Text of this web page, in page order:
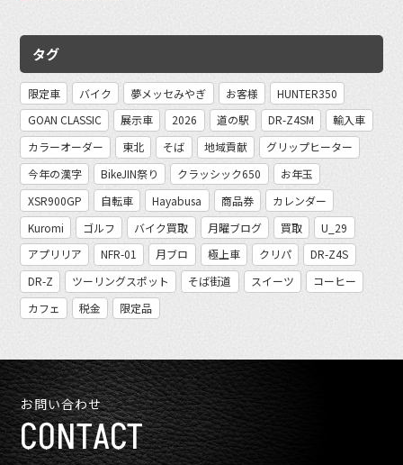
タグ
限定車 バイク 夢メッセみやぎ お客様
HUNTER350
GOAN CLASSIC
展示車 2026 道の駅 DR-Z4SM
輸入車
カラーオーダー
東北 そば 地域貢献
グリップヒーター
今年の漢字
BikeJIN祭り クラッシック650
お年玉
XSR900GP
自転車 Hayabusa 商品券
カレンダー
Kuromi
ゴルフ バイク買取 月曜ブログ 買取
U_29
アプリリア
NFR-01 月ブロ 極上車 クリパ
DR-Z4S
DR-Z
ツーリングスポット そば街道 スイーツ
コーヒー
カフェ
税金 限定品
お問い合わせ
CONTACT